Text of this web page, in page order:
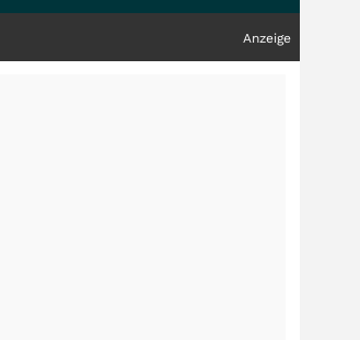
Anzeige